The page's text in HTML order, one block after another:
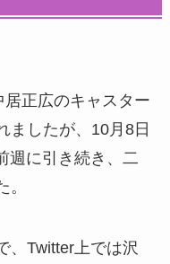
正広のキャスター
ましたが、10月8日
週に引き続き、二
、Twitter上では沢